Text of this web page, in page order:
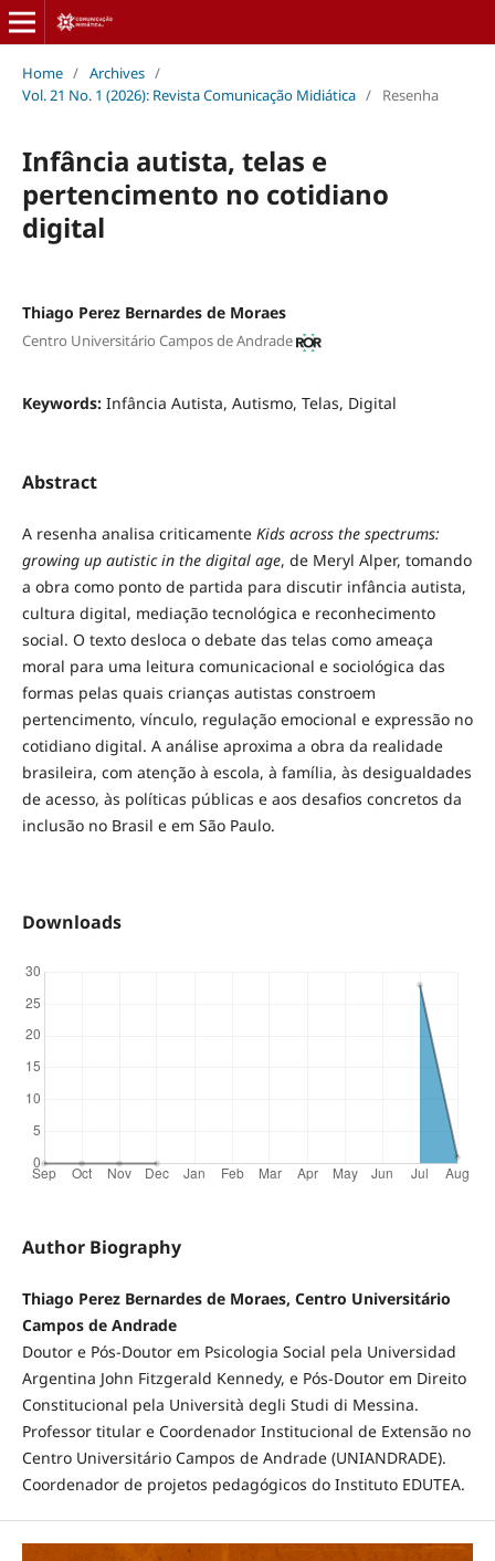
Home / Archives /
Vol. 21 No. 1 (2026): Revista Comunicação Midiática / Resenha
Infância autista, telas e
pertencimento no cotidiano
digital
Thiago Perez Bernardes de Moraes
Centro Universitário Campos de Andrade
Keywords: Infância Autista, Autismo, Telas, Digital
Abstract
A resenha analisa criticamente Kids across the spectrums:
growing up autistic in the digital age, de Meryl Alper, tomando
a obra como ponto de partida para discutir infância autista,
cultura digital, mediação tecnológica e reconhecimento
social. O texto desloca o debate das telas como ameaça
moral para uma leitura comunicacional e sociológica das
formas pelas quais crianças autistas constroem
pertencimento, vínculo, regulação emocional e expressão no
cotidiano digital. A análise aproxima a obra da realidade
brasileira, com atenção à escola, à família, às desigualdades
de acesso, às políticas públicas e aos desafios concretos da
inclusão no Brasil e em São Paulo.
Downloads
Author Biography
Thiago Perez Bernardes de Moraes, Centro Universitário
Campos de Andrade
Doutor e Pós-Doutor em Psicologia Social pela Universidad
Argentina John Fitzgerald Kennedy, e Pós-Doutor em Direito
Constitucional pela Università degli Studi di Messina.
Professor titular e Coordenador Institucional de Extensão no
Centro Universitário Campos de Andrade (UNIANDRADE).
Coordenador de projetos pedagógicos do Instituto EDUTEA.